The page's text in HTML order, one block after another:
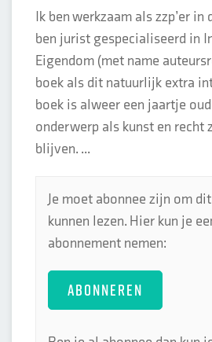
Ik ben werkzaam als zzp’er
ben jurist gespecialiseerd in
Eigendom (met name
boek als dit natuurlijk extra
boek is alweer een jaartje
onderwerp als kunst en
blijven. ...
Je moet abonnee zijn om
kunnen lezen. Hier kun je
abonnement nemen:
ABONNEREN